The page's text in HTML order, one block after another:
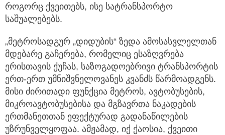
როგორც ქვეითებს, ისე სატრანსპორტო
საშუალებებს.
„მეტროსადგურ „დიდუბის“ ზედა ამოსასვლელთან
მდებარე გაჩერება, რომელიც ესაზღვრება
ერისთავის ქუჩას, საზოგადოებრივი ტრანსპორტის
ერთ-ერთ უმნიშვნელოვანეს კვანძს წარმოადგენს.
მისი ძირითადი ფუნქცია მეტროს, ავტობუსების,
მიკროავტობუსებისა და მგზავრთა ნაკადების
ერთმანეთთან ეფექტურად გადანაწილების
უზრუნველყოფაა. ამჟამად, იქ ქაოსია, ქვეითი